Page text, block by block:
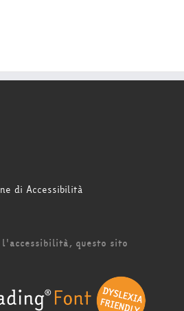
di Accessibilità
l'accessibilità, questo sito